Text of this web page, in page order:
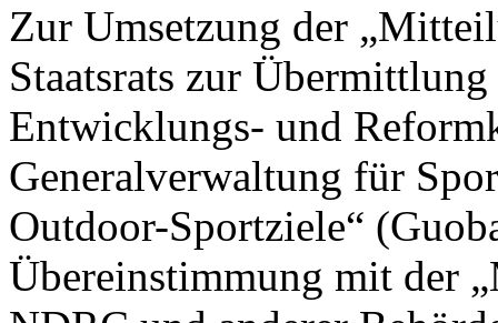
Zur Umsetzung der
Staatsrats zur
Entwicklungs- und
Generalverwaltung für
Outdoor-Sportziele“
Übereinstimmung mit der